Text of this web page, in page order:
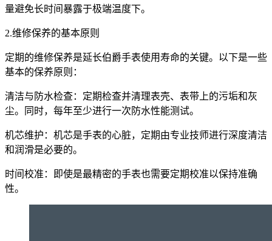
量避免长时间暴露于极端温度下。
2.维修保养的基本原则
定期的维修保养是延长伯爵手表使用寿命的关键。以下是一些
基本的保养原则：
清洁与防水检查：定期检查并清理表壳、表带上的污垢和灰
尘。同时，每年至少进行一次防水性能测试。
机芯维护：机芯是手表的心脏，定期由专业技师进行深度清洁
和润滑是必要的。
时间校准：即使是最精密的手表也需要定期校准以保持准确
性。